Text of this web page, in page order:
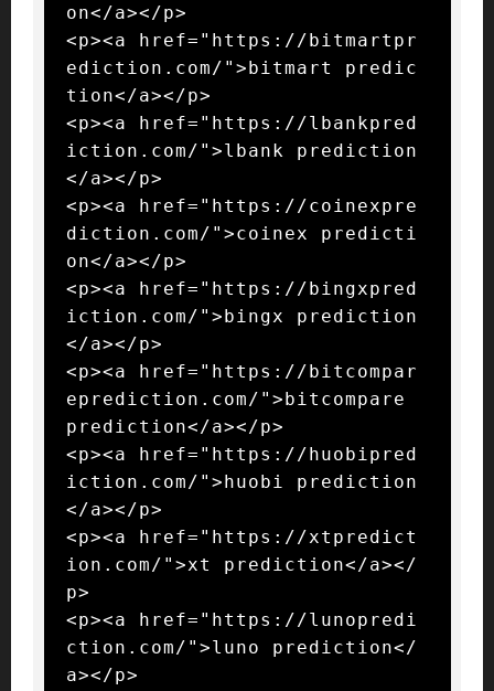
on</a></p>
<p><a href="https://bitmartpr
ediction.com/">bitmart predic
tion</a></p>
<p><a href="https://lbankpred
iction.com/">lbank prediction
</a></p>
<p><a href="https://coinexpre
diction.com/">coinex predicti
on</a></p>
<p><a href="https://bingxpred
iction.com/">bingx prediction
</a></p>
<p><a href="https://bitcompar
eprediction.com/">bitcompare
prediction</a></p>
<p><a href="https://huobipred
iction.com/">huobi prediction
</a></p>
<p><a href="https://xtpredict
ion.com/">xt prediction</a></
p>
<p><a href="https://lunopredi
ction.com/">luno prediction</
a></p>